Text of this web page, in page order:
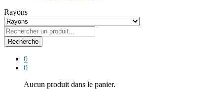
Rayons
Recherche
0
0
Aucun produit dans le panier.